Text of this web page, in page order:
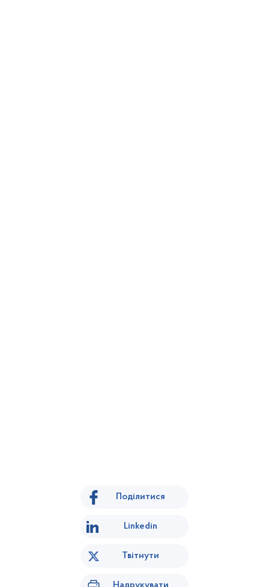
Поділитися
Linkedin
Твітнути